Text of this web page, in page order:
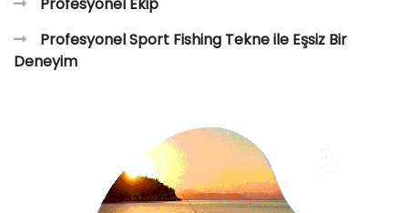
Profesyonel Sport Fishing Tekne ile Eşsiz Bir
Deneyim